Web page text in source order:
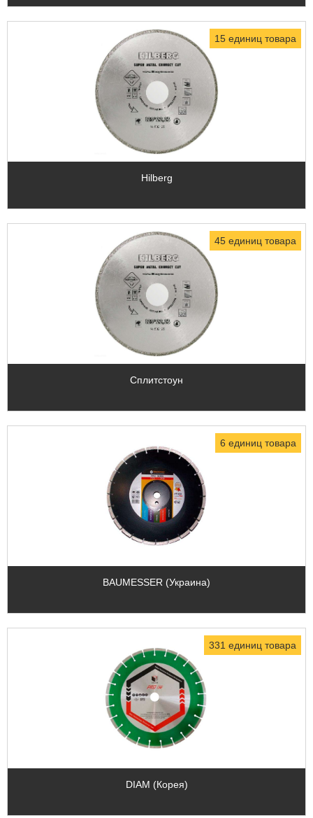
15 единиц товара
Hilberg
45 единиц товара
Сплитстоун
6 единиц товара
BAUMESSER (Украина)
331 единиц товара
DIAM (Корея)